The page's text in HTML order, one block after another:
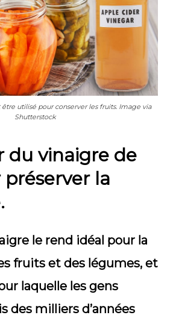
utilisé pour conserver les fruits. Image via
Shutterstock
du vinaigre de
la
le rend idéal pour la
fruits et des légumes, et
laquelle les gens
des milliers d’années